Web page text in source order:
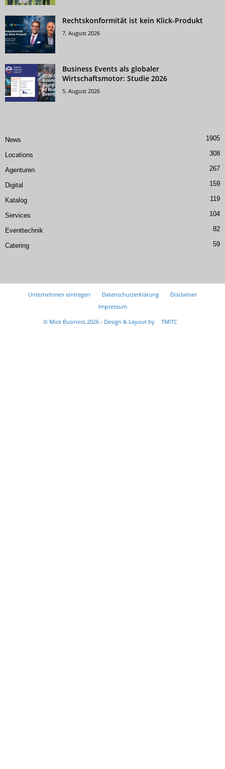
Rechtskonformität ist kein Klick-Produkt
7. August 2026
Business Events als globaler
Wirtschaftsmotor: Studie 2026
5. August 2026
News 1905
Locations 308
Agenturen 267
Digital 159
Katalog 119
Services 104
Eventtechnik 82
Catering 59
Unternehmen eintragen Datenschutzerklärung
Disclaimer
Impressum
© Mice Business 2026 - Design & Layout by
TMITC